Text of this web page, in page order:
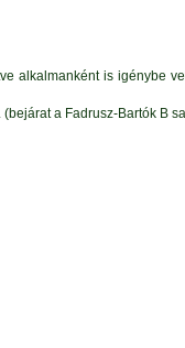
alkalmanként is igénybe
a Fadrusz-Bartók B